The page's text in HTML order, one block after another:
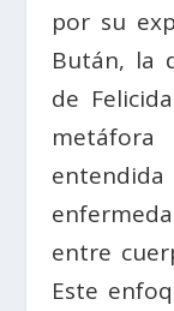
por su
Bután, la
de
entre
Este